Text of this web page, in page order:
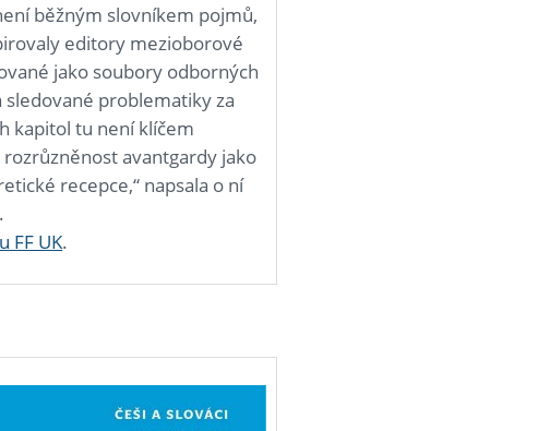
běžným slovníkem pojmů,
editory mezioborové
jako soubory odborných
sledované problematiky za
kapitol tu není klíčem
avantgardy jako
recepce,“ napsala o ní
FF UK.